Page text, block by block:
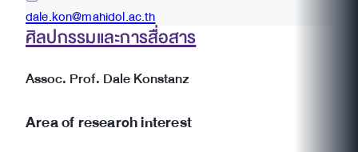
dale.kon@mahidol.ac.th
ศิลปกรรมและการสื่อสาร
Assoc. Prof. Dale Konstanz
Area of research interest